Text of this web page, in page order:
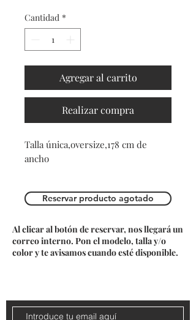
Cantidad *
Agregar al carrito
Realizar compra
Talla única,oversize,178 cm de
ancho
Reservar producto agotado
Al clicar al botón de reservar, nos llegará un
correo interno. Pon el modelo, talla y/o
color y te avisamos cuando esté disponible.